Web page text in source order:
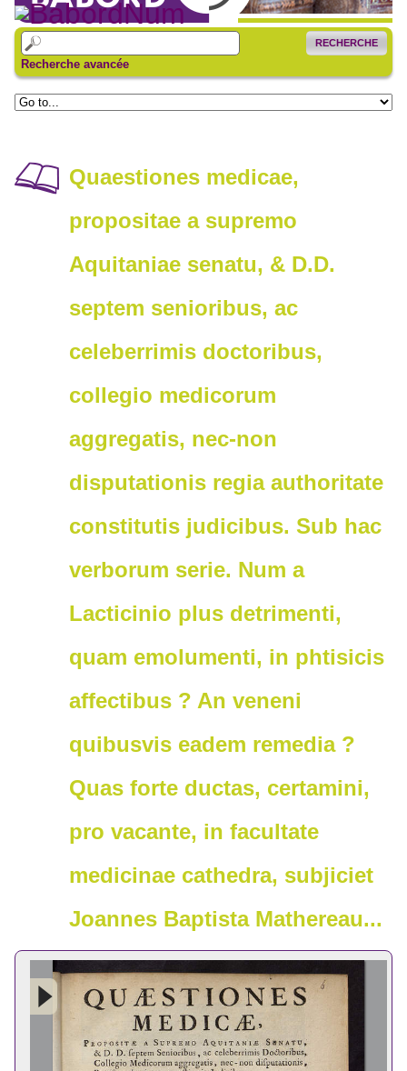
RECHERCHE
Recherche avancée
Quaestiones medicae,
propositae a supremo
Aquitaniae senatu, & D.D.
septem senioribus, ac
celeberrimis doctoribus,
collegio medicorum
aggregatis, nec-non
disputationis regia authoritate
constitutis judicibus. Sub hac
verborum serie. Num a
Lacticinio plus detrimenti,
quam emolumenti, in phtisicis
affectibus ? An veneni
quibusvis eadem remedia ?
Quas forte ductas, certamini,
pro vacante, in facultate
medicinae cathedra, subjiciet
Joannes Baptista Mathereau...